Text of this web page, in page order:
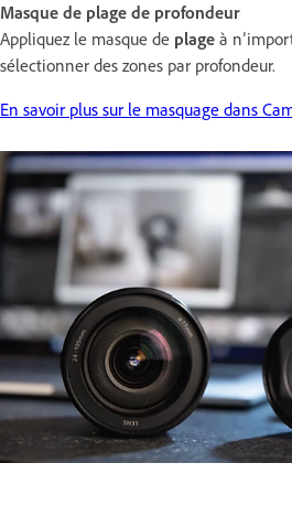
Masque de plage de profondeur
Appliquez le masque de plage à
sélectionner des zones par profondeur.
En savoir plus sur le masquage dans